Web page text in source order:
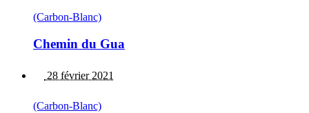
(Carbon-Blanc)
Chemin du Gua
28 février 2021
(Carbon-Blanc)